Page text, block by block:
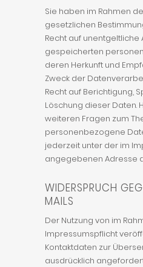
Sie haben im Rahmen
gesetzlichen
Recht auf unentgeltliche
gespeicherten
deren Herkunft und
Zweck der
Recht auf Berichtigung,
Löschung dieser Daten.
weiteren Fragen zum
personenbezogene
jederzeit unter der im
angegebenen Adresse
WIDERSPRUCH
MAILS
Der Nutzung von im
Impressumspflicht
Kontaktdaten zur
ausdrücklich